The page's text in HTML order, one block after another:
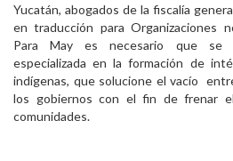
Yucatán, abogados de la fiscalía
en traducción para Organizaciones
Para May es necesario que se
especializada en la formación de
indígenas, que solucione el vacío
los gobiernos con el fin de frenar
comunidades.